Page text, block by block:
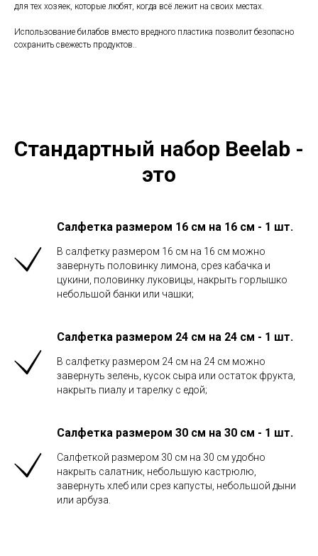
для тех хозяек, которые любят, когда всё лежит на своих местах.
Использование билабов вместо вредного пластика позволит безопасно
сохранить свежесть продуктов..
Стандартный набор Beelab -
это
Салфетка размером 16 см на 16 см - 1 шт.
В салфетку размером 16 см на 16 см можно
завернуть половинку лимона, срез кабачка и
цукини, половинку луковицы, накрыть горлышко
небольшой банки или чашки;
Салфетка размером 24 см на 24 см - 1 шт.
В салфетку размером 24 см на 24 см можно
завернуть зелень, кусок сыра или остаток фрукта,
накрыть пиалу и тарелку с едой;
Салфетка размером 30 см на 30 см - 1 шт.
Салфеткой размером 30 см на 30 см удобно
накрыть салатник, небольшую кастрюлю,
завернуть хлеб или срез капусты, небольшой дыни
или арбуза.